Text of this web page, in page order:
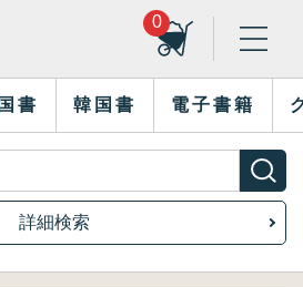
0
書 韓国書 電子書籍
詳細検索